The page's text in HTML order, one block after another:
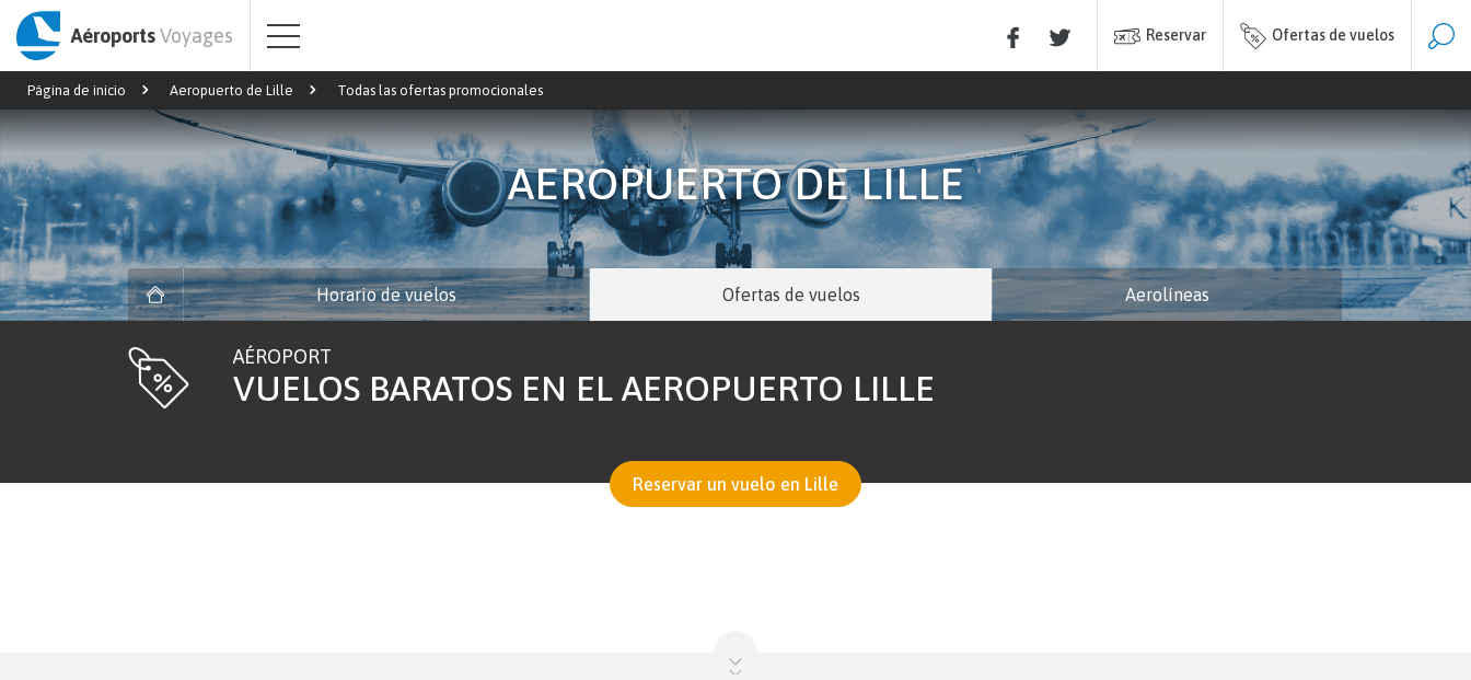
AéroportsVoyages Reservar Ofertas de vuelos
Página de inicio Aeropuerto de Lille Todas las ofertas promocionales
AEROPUERTO DE LILLE
Horario de vuelos Ofertas de vuelos Aerolíneas
AÉROPORT
VUELOS BARATOS EN EL AEROPUERTO LILLE
Reservar un vuelo en Lille